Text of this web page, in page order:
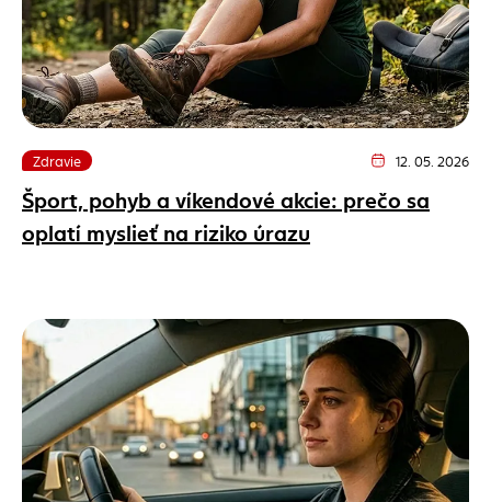
Zdravie Dátum vydania
12. 05. 2026
Šport, pohyb a víkendové akcie: prečo sa
oplatí myslieť na riziko úrazu